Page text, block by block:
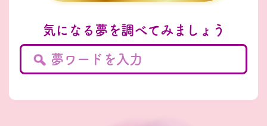
気になる夢を調べてみましょう